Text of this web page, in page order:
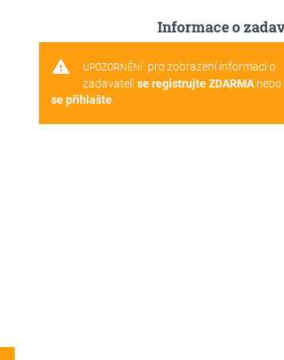
Informace o
warning UPOZORNĚNÍ: pro zobrazení informací o
zadavateli se registrujte ZDARMAnebo
se přihlašte.